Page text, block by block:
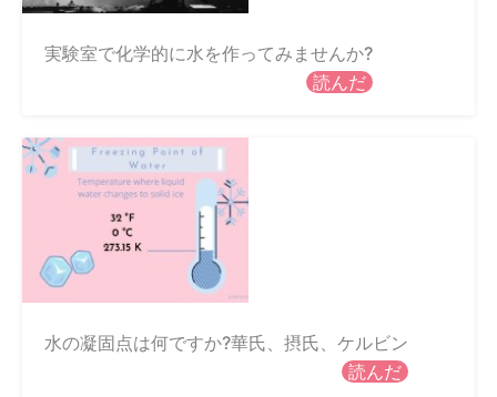
実験室で化学的に水を作ってみませんか?
読んだ
水の凝固点は何ですか?華氏、摂氏、ケルビン
読んだ